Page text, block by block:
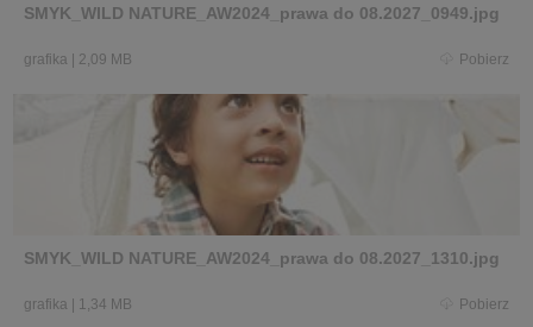
SMYK_WILD NATURE_AW2024_prawa do 08.2027_0949.jpg
grafika 2,09 MB Pobierz
SMYK_WILD NATURE_AW2024_prawa do 08.2027_1310.jpg
grafika 1,34 MB Pobierz